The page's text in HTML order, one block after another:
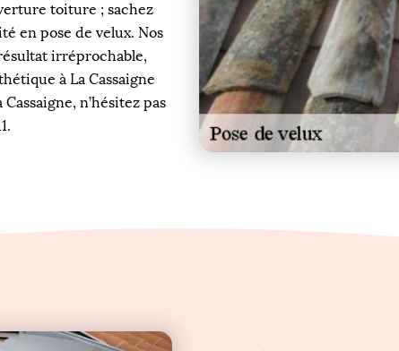
toiture ; sachez
en pose de velux. Nos
irréprochable,
à La Cassaigne
n’hésitez pas